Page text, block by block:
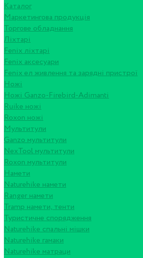
Каталог
Маркетингова продукція
Торгове обладнання
Ліхтарі
Fenix ліхтарі
Fenix аксесуари
Fenix ел живлення та зарядні пристрої
Ножі
Ножі Ganzo-Firebird-Adimanti
Ruike ножі
Roxon ножi
Мультитули
Ganzo мультитули
NexTool мультитули
Roxon мультитули
Намети
Naturehike намети
Ranger намети
Tramp намети, тенти
Туристичне спорядження
Naturehike спальні мішки
Naturehike гамаки
Naturehike матраци